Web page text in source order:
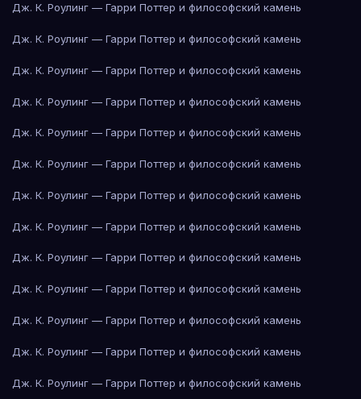
Дж. К. Роулинг — Гарри Поттер и философский камень
Дж. К. Роулинг — Гарри Поттер и философский камень
Дж. К. Роулинг — Гарри Поттер и философский камень
Дж. К. Роулинг — Гарри Поттер и философский камень
Дж. К. Роулинг — Гарри Поттер и философский камень
Дж. К. Роулинг — Гарри Поттер и философский камень
Дж. К. Роулинг — Гарри Поттер и философский камень
Дж. К. Роулинг — Гарри Поттер и философский камень
Дж. К. Роулинг — Гарри Поттер и философский камень
Дж. К. Роулинг — Гарри Поттер и философский камень
Дж. К. Роулинг — Гарри Поттер и философский камень
Дж. К. Роулинг — Гарри Поттер и философский камень
Дж. К. Роулинг — Гарри Поттер и философский камень